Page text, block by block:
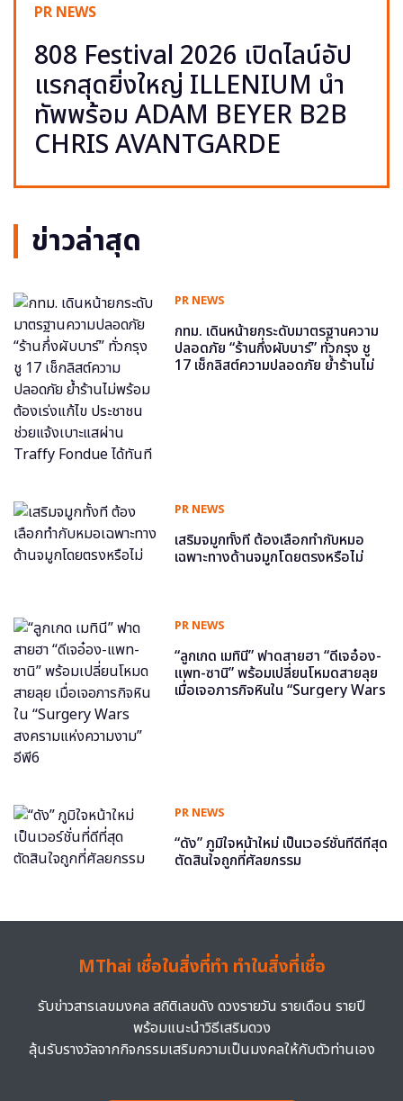
PR NEWS
808 Festival 2026 เปิดไลน์อัป
แรกสุดยิ่งใหญ่ ILLENIUM นำ
ทัพพร้อม ADAM BEYER B2B
CHRIS AVANTGARDE
ข่าวล่าสุด
PR NEWS
กทม. เดินหน้ายกระดับมาตรฐานความ
ปลอดภัย “ร้านกึ่งผับบาร์” ทั่วกรุง ชู
17 เช็กลิสต์ความปลอดภัย ย้ำร้านไม่
PR NEWS
เสริมจมูกทั้งที ต้องเลือกทำกับหมอ
เฉพาะทางด้านจมูกโดยตรงหรือไม่
PR NEWS
“ลูกเกด เมทินี” ฟาดสายฮา “ดีเจอ๋อง-
แพท-ซานิ” พร้อมเปลี่ยนโหมดสายลุย
เมื่อเจอภารกิจหินใน “Surgery Wars
PR NEWS
“ดัง” ภูมิใจหน้าใหม่ เป็นเวอร์ชั่นที่ดีที่สุด
ตัดสินใจถูกที่ศัลยกรรม
MThai เชื่อในสิ่งที่ทำ ทำในสิ่งที่เชื่อ
รับข่าวสารเลขมงคล สถิติเลขดัง ดวงรายวัน รายเดือน รายปี
พร้อมแนะนำวิธีเสริมดวง
ลุ้นรับรางวัลจากกิจกรรมเสริมความเป็นมงคลให้กับตัวท่านเอง